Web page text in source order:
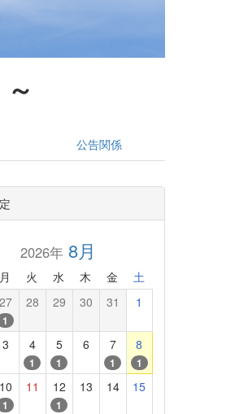
～
公告関係
2026年 8月
月 火 水 木 金 土
27
1
28 29 30 31 1
3 4
1
5
1
6 7
1
8
1
10
1
11 12
1
13 14 15